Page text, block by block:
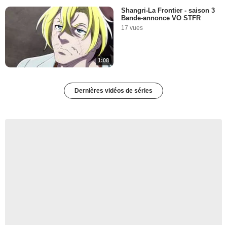
1:08
Shangri-La Frontier - saison 3
Bande-annonce VO STFR
17 vues
Dernières vidéos de séries